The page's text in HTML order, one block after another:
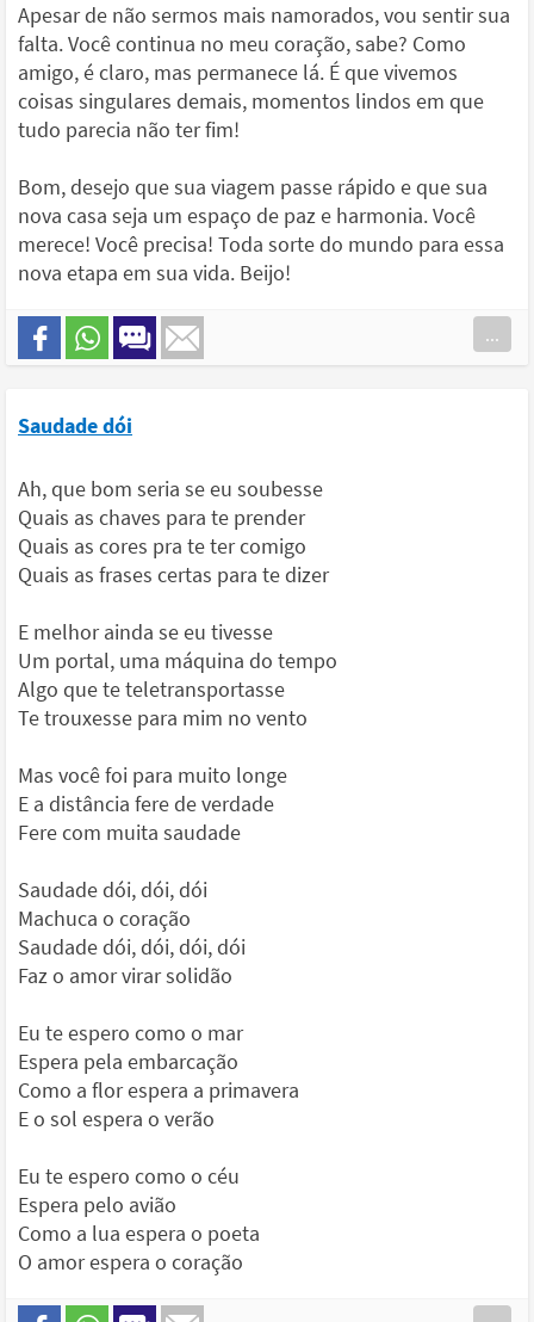
Apesar de não sermos mais namorados, vou sentir sua
falta. Você continua no meu coração, sabe? Como
amigo, é claro, mas permanece lá. É que vivemos
coisas singulares demais, momentos lindos em que
tudo parecia não ter fim!
Bom, desejo que sua viagem passe rápido e que sua
nova casa seja um espaço de paz e harmonia. Você
merece! Você precisa! Toda sorte do mundo para essa
nova etapa em sua vida. Beijo!
...
Saudade dói
Ah, que bom seria se eu soubesse
Quais as chaves para te prender
Quais as cores pra te ter comigo
Quais as frases certas para te dizer
E melhor ainda se eu tivesse
Um portal, uma máquina do tempo
Algo que te teletransportasse
Te trouxesse para mim no vento
Mas você foi para muito longe
E a distância fere de verdade
Fere com muita saudade
Saudade dói, dói, dói
Machuca o coração
Saudade dói, dói, dói, dói
Faz o amor virar solidão
Eu te espero como o mar
Espera pela embarcação
Como a flor espera a primavera
E o sol espera o verão
Eu te espero como o céu
Espera pelo avião
Como a lua espera o poeta
O amor espera o coração